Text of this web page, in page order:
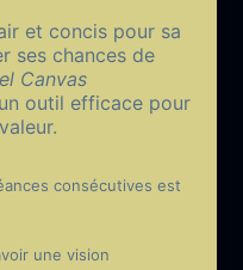
et concis pour sa
ses chances de
Canvas
outil efficace pour
consécutives est
une vision